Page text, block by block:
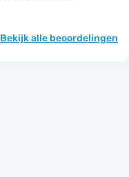
Bekijk alle beoordelingen